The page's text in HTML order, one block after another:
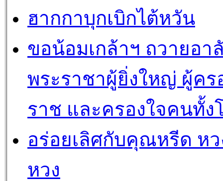
ฮากกาบุกเบิกไต้หวัน
ขอน้อมเกล้าฯ ถวายอา
พระราชาผู้ยิ่งใหญ่ ผู้คร
ราช และครองใจคนทั้ง
อร่อยเลิศกับคุณหรีด หว
หวง